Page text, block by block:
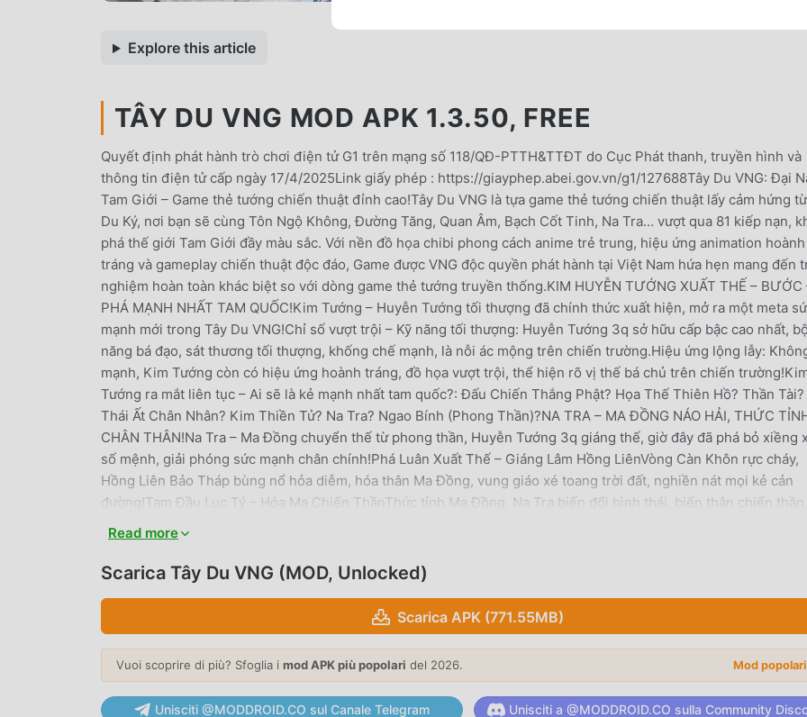
Explore this article
TÂY DU VNG MOD APK 1.3.50, FREE
Quyết định phát hành trò chơi điện tử G1 trên mạng số 118/QĐ-PTTH&TTĐT do Cục Phát thanh, truyền hình và
thông tin điện tử cấp ngày 17/4/2025Link giấy phép : https://giayphep.abei.gov.vn/g1/127688Tây Du VNG: Đại
Tam Giới – Game thẻ tướng chiến thuật đỉnh cao!Tây Du VNG là tựa game thẻ tướng chiến thuật lấy cảm hứng
Du Ký, nơi bạn sẽ cùng Tôn Ngộ Không, Đường Tăng, Quan Âm, Bạch Cốt Tinh, Na Tra… vượt qua 81 kiếp nạn,
phá thế giới Tam Giới đầy màu sắc. Với nền đồ họa chibi phong cách anime trẻ trung, hiệu ứng animation hoành
tráng và gameplay chiến thuật độc đáo, Game được VNG độc quyền phát hành tại Việt Nam hứa hẹn mang đến
nghiệm hoàn toàn khác biệt so với dòng game thẻ tướng truyền thống.KIM HUYỄN TƯỚNG XUẤT THẾ – BƯỚC
PHÁ MẠNH NHẤT TAM QUỐC!Kim Tướng – Huyễn Tướng tối thượng đã chính thức xuất hiện, mở ra một meta
mạnh mới trong Tây Du VNG!Chỉ số vượt trội – Kỹ năng tối thượng: Huyễn Tướng 3q sở hữu cấp bậc cao nhất,
năng bá đạo, sát thương tối thượng, khống chế mạnh, là nỗi ác mộng trên chiến trường.Hiệu ứng lộng lẫy:
mạnh, Kim Tướng còn có hiệu ứng hoành tráng, đồ họa vượt trội, thể hiện rõ vị thế bá chủ trên chiến
Tướng ra mắt liên tục – Ai sẽ là kẻ mạnh nhất tam quốc?: Đấu Chiến Thắng Phật? Họa Thế Thiên Hồ? Thần Tài?
Thái Ất Chân Nhân? Kim Thiền Tử? Na Tra? Ngao Bính (Phong Thần)?NA TRA – MA ĐỒNG NÁO HẢI, THỨC
CHÂN THÂN!Na Tra – Ma Đồng chuyển thế từ phong thần, Huyễn Tướng 3q giáng thế, giờ đây đã phá bỏ xiềng
số mệnh, giải phóng sức mạnh chân chính!Phá Luân Xuất Thế – Giáng Lâm Hồng LiênVòng Càn Khôn rực cháy,
Hồng Liên Bảo Tháp bùng nổ hỏa diễm, hóa thân Ma Đồng, vung giáo xé toang trời đất, nghiền nát mọi kẻ cản
đường!Tam Đầu Lục Tý – Hóa Ma Chiến ThầnThức tỉnh Ma Đồng, Na Tra biến đổi hình thái, biến thân chiến
triển liên hoàn kích mạnh mẽ, công thủ toàn diện, chiến đấu không khoan nhượng!Chấn Động Thiên Đình – Đại
Tam GiớiTheo Phong Thần Na Tra từ bỏ tiên thân, đạp lên số mệnh, đối đầu Thiên Đình! Khi Ma Đồng khai nhãn,
mới là kẻ mạnh nhất?Đã đến lúc triệu hồi Na Tra, kết hợp Ngao Bính, thức tỉnh sức mạnh vô song, tái hiện Phong
Thần Diễn Nghĩa!LỐI CHƠI CHIẾN THUẬT ĐỈNH CAO – THÁCH THỨC MỌI ĐỘI HÌNH!Chiến thuật thẻ tướng 6vs6
Xây dựng đội hình mạnh nhất, tận dụng Thiên Kỹ - Thần Kích - Thần Thông - Kỷ Vật để giành chiến thắng.Bốn
Thánh - Tiên - Minh - Yêu – Mỗi phe đều có lợi thế riêng, mở ra hàng trăm cách build đội hình khác nhau.PvE &
kịch tính – Vượt ải, leo tháp, săn boss, đấu trường liên server – chiến thuật hay, nhân phẩm cao, thắng bại tại kỹ
năng!Nhân phẩm quyết định tất cả – Cày chay vẫn có thể nhận được huyễn tướng 3q UR Na Tra từ Phong Thần
truyện, săn boss nhận quà hiếm mỗi ngày!THIÊN BIẾN VẠN HÓA – ĐỘT PHÁ CHIẾN THUẬT!Bạn đã từng thấy hai
Read more
Scarica Tây Du VNG (MOD, Unlocked)
Scarica APK (771.55MB)
Vuoi scoprire di più? Sfoglia i mod APK più popolari del 2026. Mod
Unisciti @MODDROID.CO sul Canale Telegram Unisciti a @MODDROID.CO sulla Community